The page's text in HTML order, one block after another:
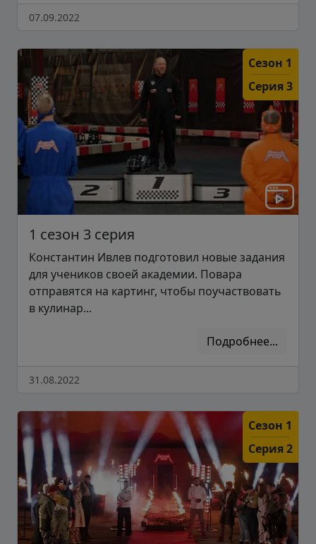
07.09.2022
Сезон 1
Серия 3
1 сезон 3 серия
Константин Ивлев подготовил новые задания
для учеников своей академии. Повара
отправятся на картинг, чтобы поучаствовать
в кулинар...
Подробнее...
31.08.2022
Сезон 1
Серия 2